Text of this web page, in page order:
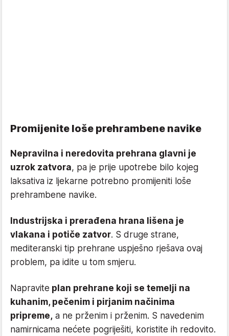
Promijenite loše prehrambene navike
Nepravilna i neredovita prehrana glavni je
uzrok zatvora, pa je prije upotrebe bilo kojeg
laksativa iz ljekarne potrebno promijeniti loše
prehrambene navike.
Industrijska i prerađena hrana lišena je
vlakana i potiče zatvor. S druge strane,
mediteranski tip prehrane uspješno rješava ovaj
problem, pa idite u tom smjeru.
Napravite plan prehrane koji se temelji na
kuhanim, pečenim i pirjanim načinima
pripreme, a ne prženim i prženim. S navedenim
namirnicama nećete pogriješiti, koristite ih redovito.